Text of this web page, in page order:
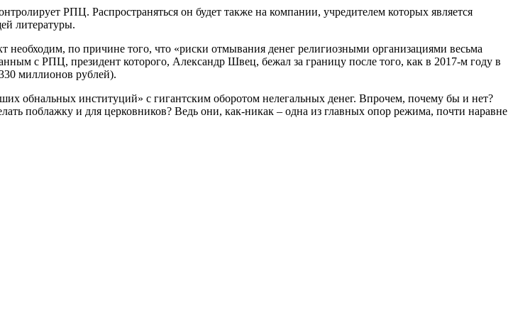
РПЦ. Распространяться он будет также на компании, учредителем которых является
литературы.
необходим, по причине того, что «риски отмывания денег религиозными организациями весьма
с РПЦ, президент которого, Александр Швец, бежал за границу после того, как в 2017-м году в
миллионов рублей).
обнальных институций» с гигантским оборотом нелегальных денег. Впрочем, почему бы и нет?
поблажку и для церковников? Ведь они, как-никак – одна из главных опор режима, почти наравне